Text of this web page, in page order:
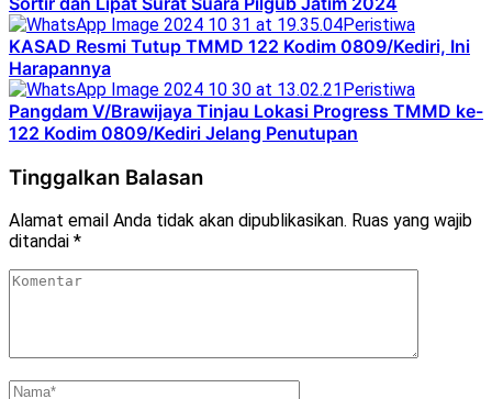
Peristiwa
KASAD Resmi Tutup TMMD 122 Kodim 0809/Kediri, Ini
Harapannya
Peristiwa
Pangdam V/Brawijaya Tinjau Lokasi Progress TMMD ke-
122 Kodim 0809/Kediri Jelang Penutupan
Tinggalkan Balasan
Alamat email Anda tidak akan dipublikasikan. Ruas yang wajib
ditandai *